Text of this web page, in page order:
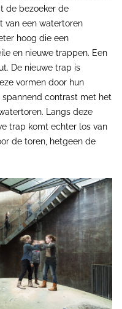
de bezoeker de
van een watertoren
hoog die een
en nieuwe trappen. Een
De nieuwe trap is
vormen door hun
contrast met het
Langs deze
trap komt echter los van
de toren, hetgeen de